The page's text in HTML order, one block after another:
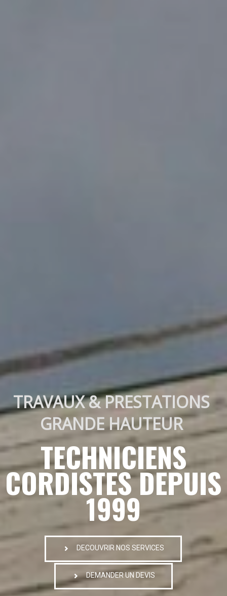
TRAVAUX & PRESTATIONS
GRANDE HAUTEUR
TECHNICIENS
CORDISTES DEPUIS
1999
DECOUVRIR NOS SERVICES
DEMANDER UN DEVIS